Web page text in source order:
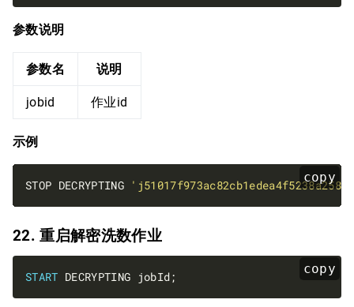
参数说明
参数名 说明
jobid 作业id
示例
copy
STOP DECRYPTING
22. 重启解密洗数作业
copy
START